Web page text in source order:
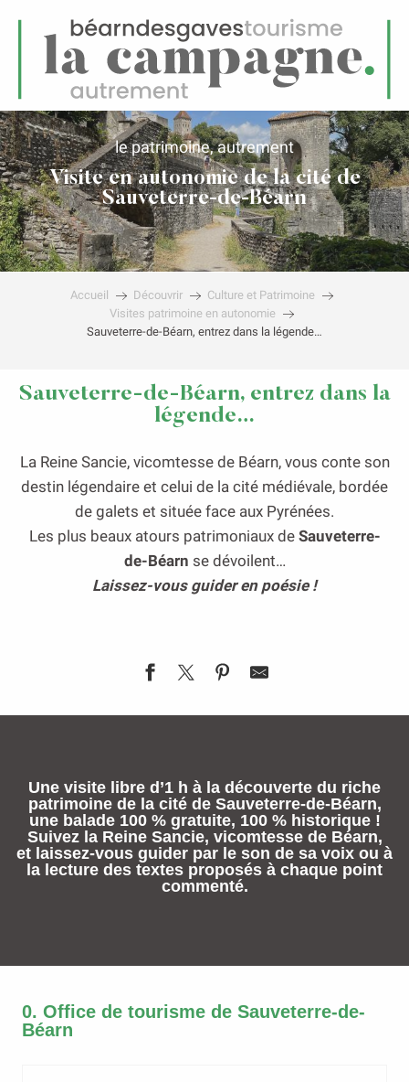
Menu
le patrimoine, autrement
Visite en autonomie de la cité de
Sauveterre-de-Béarn
Accueil Découvrir
Culture et Patrimoine
Visites patrimoine en autonomie
Sauveterre-de-Béarn, entrez dans la légende…
Sauveterre-de-Béarn, entrez dans la
légende…
La Reine Sancie, vicomtesse de Béarn, vous conte son
destin légendaire et celui de la cité médiévale, bordée
de galets et située face aux Pyrénées.
Les plus beaux atours patrimoniaux de Sauveterre-
de-Béarn se dévoilent…
Laissez-vous guider en poésie !
Une visite libre d’1 h à la découverte du riche
patrimoine de la cité de Sauveterre-de-Béarn,
une balade 100 % gratuite, 100 % historique !
Suivez la Reine Sancie, vicomtesse de Béarn,
et laissez-vous guider par le son de sa voix ou à
la lecture des textes proposés à chaque point
commenté.
0. Office de tourisme de Sauveterre-de-
Béarn